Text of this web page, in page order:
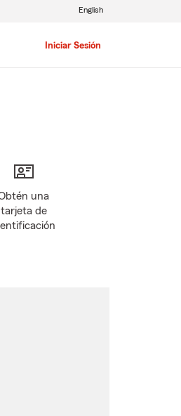
Iniciar Sesión
English
una
tarjeta de